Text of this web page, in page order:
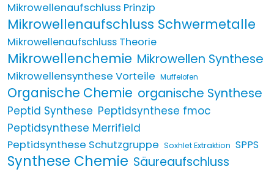
Mikrowellenaufschluss Prinzip
Mikrowellenaufschluss Schwermetalle
Mikrowellenaufschluss Theorie
Mikrowellenchemie Mikrowellen Synthese
Mikrowellensynthese Vorteile Muffelofen
Organische Chemie organische Synthese
Peptid Synthese Peptidsynthese fmoc
Peptidsynthese Merrifield
Peptidsynthese Schutzgruppe Soxhlet Extraktion SPPS
Synthese Chemie Säureaufschluss